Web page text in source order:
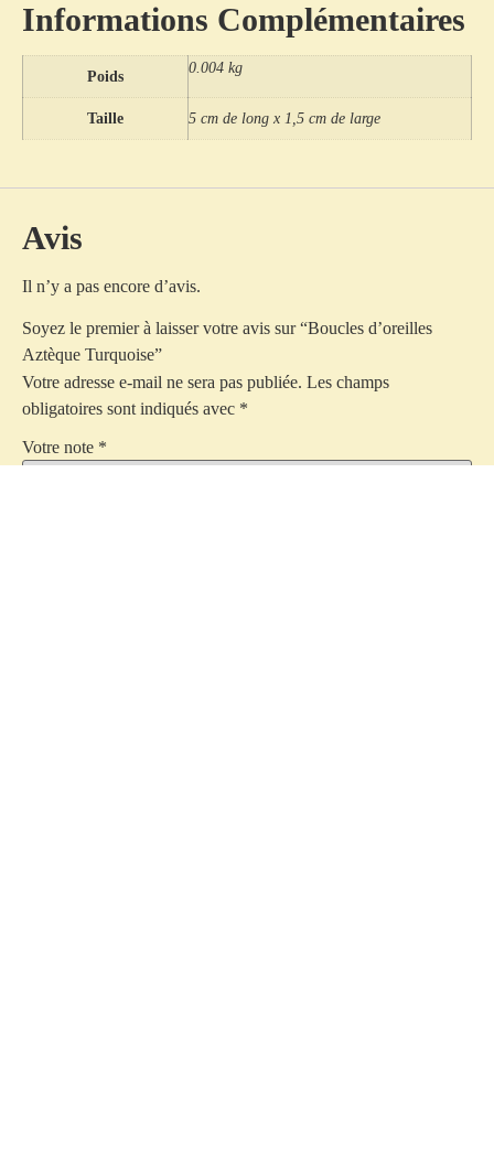
Informations Complémentaires
Poids 0.004 kg
Taille 5 cm de long x 1,5 cm de large
Avis
Il n’y a pas encore d’avis.
Soyez le premier à laisser votre avis sur “Boucles d’oreilles
Aztèque Turquoise”
Votre adresse e-mail ne sera pas publiée. Les champs
obligatoires sont indiqués avec *
Votre note *